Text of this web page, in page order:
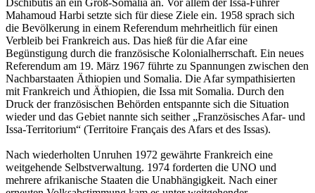
Dschibutis an ein Groß-Somalia an. Vor allem der Issa-Führer
Mahamoud Harbi setzte sich für diese Ziele ein. 1958 sprach sich
die Bevölkerung in einem Referendum mehrheitlich für einen
Verbleib bei Frankreich aus. Das hieß für die Afar eine
Begünstigung durch die französische Kolonialherrschaft. Ein neues
Referendum am 19. März 1967 führte zu Spannungen zwischen den
Nachbarstaaten Äthiopien und Somalia. Die Afar sympathisierten
mit Frankreich und Äthiopien, die Issa mit Somalia. Durch den
Druck der französischen Behörden entspannte sich die Situation
wieder und das Gebiet nannte sich seither „Französisches Afar- und
Issa-Territorium“ (Territoire Français des Afars et des Issas).
Nach wiederholten Unruhen 1972 gewährte Frankreich eine
weitgehende Selbstverwaltung. 1974 forderten die UNO und
mehrere afrikanische Staaten die Unabhängigkeit. Nach einer